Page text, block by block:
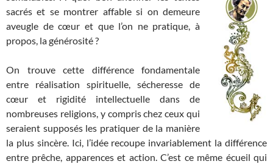
sacrés et se montrer affable si on demeure
aveugle de cœur et que l’on ne pratique, à
propos, la générosité ?
On trouve cette différence fondamentale
entre réalisation spirituelle, sécheresse de
cœur et rigidité intellectuelle dans de
nombreuses religions, y compris chez ceux qui
seraient supposés les pratiquer de la manière
la plus sincère. Ici, l’idée recoupe invariablement la différence
entre prêche, apparences et action. C’est ce même écueil qui